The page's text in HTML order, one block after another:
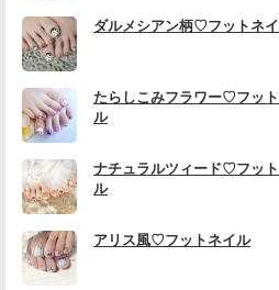
ダルメシアン柄♡フットネ
たらしこみフラワー♡フッ
ル
ナチュラルツィード♡フッ
ル
アリス風♡フットネイル